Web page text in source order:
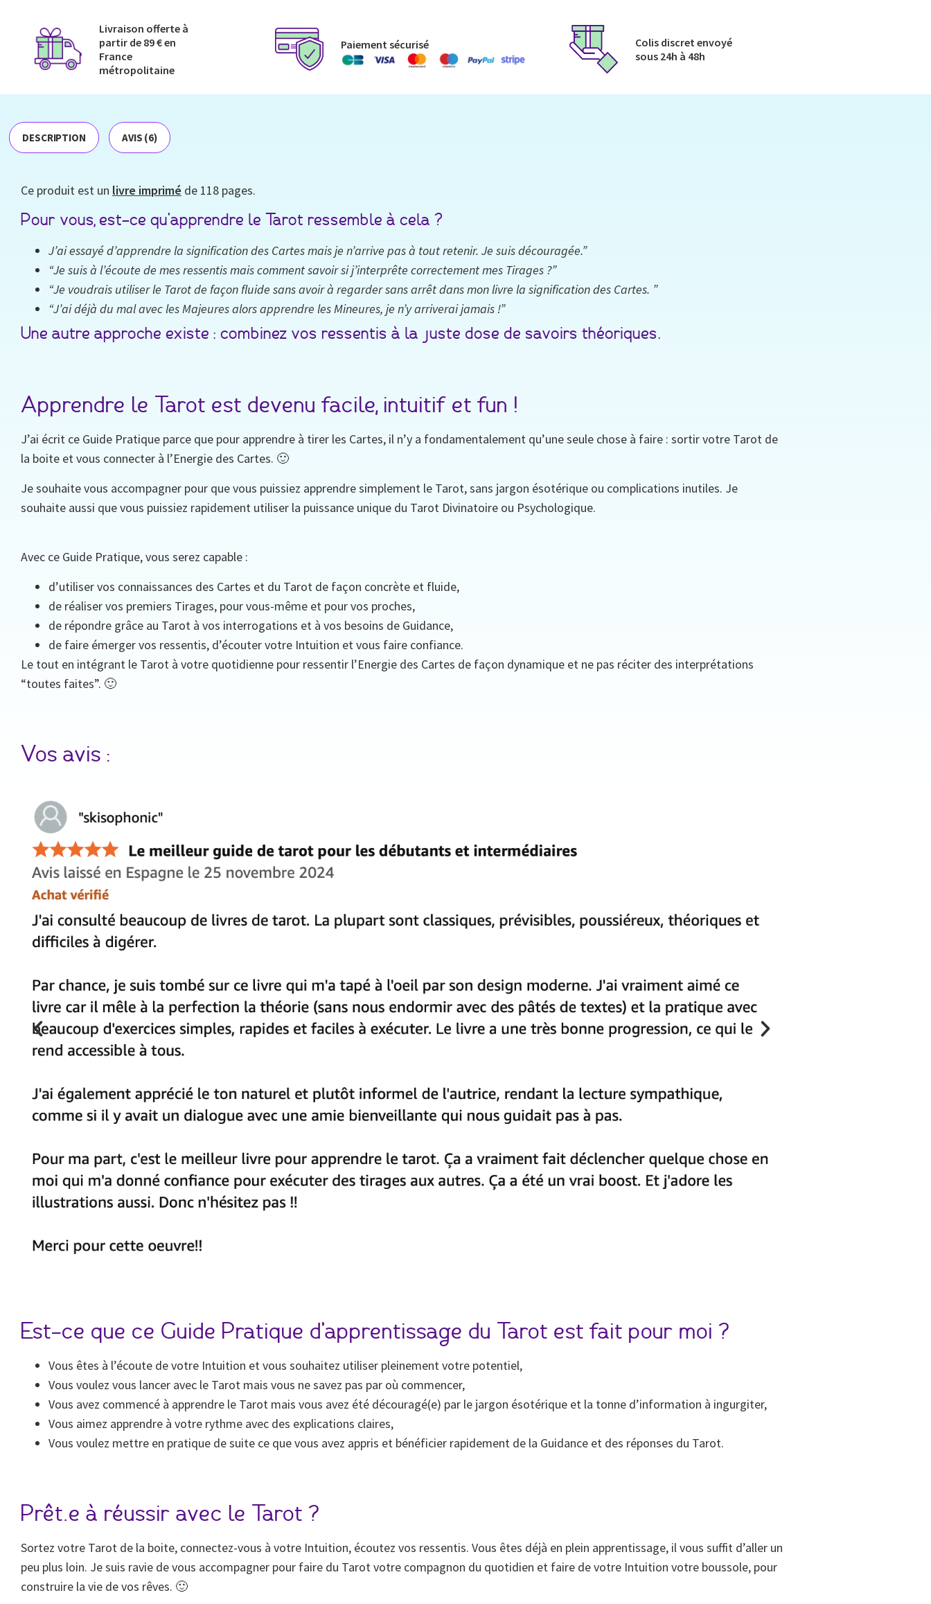
Livraison offerte à
partir de 89 € en
France
métropolitaine​
Paiement sécurisé
Colis discret envoyé​
sous 24h à 48h​
DESCRIPTION AVIS (6)
Ce produit est un livre imprimé de 118 pages.
Pour vous, est-ce qu’apprendre le Tarot ressemble à cela ?
J’ai essayé d’apprendre la signification des Cartes mais je n’arrive pas à tout retenir. Je suis découragée.”
“Je suis à l’écoute de mes ressentis mais comment savoir si j’interprête correctement mes Tirages ?”
“Je voudrais utiliser le Tarot de façon fluide sans avoir à regarder sans arrêt dans mon livre la signification des Cartes. ”
“J’ai déjà du mal avec les Majeures alors apprendre les Mineures, je n’y arriverai jamais !”
Une autre approche existe : combinez vos ressentis à la juste dose de savoirs théoriques.
Apprendre le Tarot est devenu facile, intuitif et fun !
J’ai écrit ce Guide Pratique parce que pour apprendre à tirer les Cartes, il n’y a fondamentalement qu’une seule chose à faire : sortir votre Tarot de
la boite et vous connecter à l’Energie des Cartes. 🙂
Je souhaite vous accompagner pour que vous puissiez apprendre simplement le Tarot, sans jargon ésotérique ou complications inutiles. Je
souhaite aussi que vous puissiez rapidement utiliser la puissance unique du Tarot Divinatoire ou Psychologique.
Avec ce Guide Pratique, vous serez capable :
d’utiliser vos connaissances des Cartes et du Tarot de façon concrète et fluide,
de réaliser vos premiers Tirages, pour vous-même et pour vos proches,
de répondre grâce au Tarot à vos interrogations et à vos besoins de Guidance,
de faire émerger vos ressentis, d’écouter votre Intuition et vous faire confiance.
Le tout en intégrant le Tarot à votre quotidienne pour ressentir l’Energie des Cartes de façon dynamique et ne pas réciter des interprétations
“toutes faites”. 🙂
Vos avis :
Est-ce que ce Guide Pratique d’apprentissage du Tarot est fait pour moi ?
Vous êtes à l’écoute de votre Intuition et vous souhaitez utiliser pleinement votre potentiel,
Vous voulez vous lancer avec le Tarot mais vous ne savez pas par où commencer,
Vous avez commencé à apprendre le Tarot mais vous avez été découragé(e) par le jargon ésotérique et la tonne d’information à ingurgiter,
Vous aimez apprendre à votre rythme avec des explications claires,
Vous voulez mettre en pratique de suite ce que vous avez appris et bénéficier rapidement de la Guidance et des réponses du Tarot.
Prêt.e à réussir avec le Tarot ?
Sortez votre Tarot de la boite, connectez-vous à votre Intuition, écoutez vos ressentis. Vous êtes déjà en plein apprentissage, il vous suffit d’aller un
peu plus loin. Je suis ravie de vous accompagner pour faire du Tarot votre compagnon du quotidien et faire de votre Intuition votre boussole, pour
construire la vie de vos rêves. 🙂